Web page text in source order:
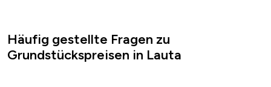
Häufig gestellte Fragen zu
Grundstückspreisen in Lauta